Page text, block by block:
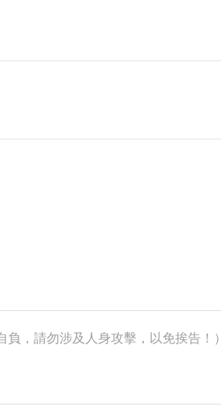
，請勿涉及人身攻擊，以免挨告！）